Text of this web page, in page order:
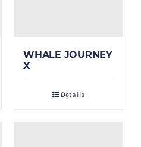
WHALE JOURNEY
X
Details